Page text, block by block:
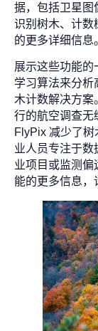
据，包括卫星图
识别树木、计数
的更多详细信息
展示这些功能的
学习算法来分析
木计数解决方案
行的航空调查无
FlyPix 减少了
业人员专注于数
业项目或监测偏
能的更多信息，